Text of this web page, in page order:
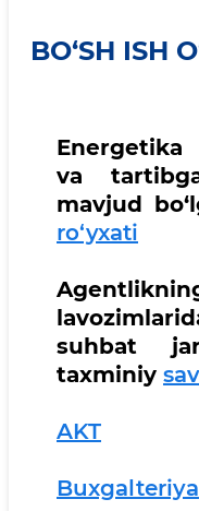
BO‘SH ISH
va
mavjud
ro‘yxati
suhbat
taxminiy
AKT
Buxgalteriya